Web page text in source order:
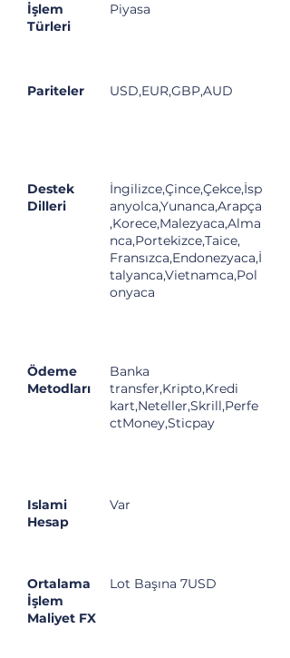
İşlem
Türleri
Piyasa
Pariteler USD,EUR,GBP,AUD
Destek
Dilleri
İngilizce,Çince,Çekce,İsp
anyolca,Yunanca,Arapça
,Korece,Malezyaca,Alma
nca,Portekizce,Taice,
Fransızca,Endonezyaca,İ
talyanca,Vietnamca,Pol
onyaca
Ödeme
Metodları
Banka
transfer,Kripto,Kredi
kart,Neteller,Skrill,Perfe
ctMoney,Sticpay
Islami
Hesap
Var
Ortalama
İşlem
Maliyet FX
Lot Başına 7USD